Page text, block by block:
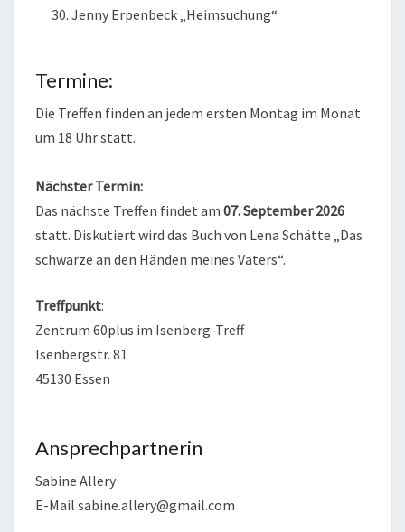
Jenny Erpenbeck „Heimsuchung“
Termine:
Die Treffen finden an jedem ersten Montag im Monat
um 18 Uhr statt.
Nächster Termin:
Das nächste Treffen findet am 07. September 2026
statt. Diskutiert wird das Buch von Lena Schätte „Das
schwarze an den Händen meines Vaters“.
Treffpunkt:
Zentrum 60plus im Isenberg-Treff
Isenbergstr. 81
45130 Essen
Ansprechpartnerin
Sabine Allery
E-Mail sabine.allery@gmail.com